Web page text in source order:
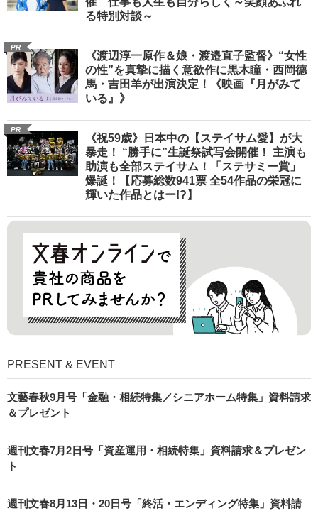
る特別対談～
PR
《渡辺淳一原作＆娘・渡邉直子監督》“女性
の性”を真摯に描く意欲作に黒木瞳・西岡德
馬・吉田羊が出演決定！《映画『月がみて
いる』》
PR
《祝59歳》日本中の【ステイサム愛】が大
暴走！ “勝手に”生誕祭試写会開催！ 主演も
助演も全部ステイサム！「ステサミー賞」
爆誕！【応募総数941票 全54作品の栄冠に
輝いた作品とはー!?】
PRESENT & EVENT
文藝春秋9月号「金融・相続特集／シニアホーム特集」資料請求
＆プレゼント
週刊文春7月2日号「資産運用・相続特集」資料請求＆プレゼン
ト
週刊文春8月13日・20日号「終活・エンディング特集」資料請